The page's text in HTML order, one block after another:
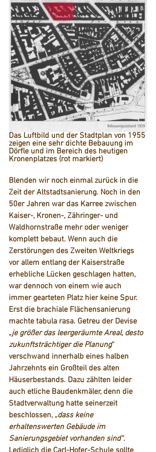
Das Luftbild und der Stadtplan von 1955
zeigen eine sehr dichte Bebauung im
Dörfle und im Bereich des heutigen
Kronenplatzes (rot markiert)
Blenden wir noch einmal zurück in die
Zeit der Altstadtsanierung. Noch in den
50er Jahren war das Karree zwischen
Kaiser-, Kronen-, Zähringer- und
Waldhornstraße mehr oder weniger
komplett bebaut. Wenn auch die
Zerstörungen des Zweiten Weltkriegs
vor allem entlang der Kaiserstraße
erhebliche Lücken geschlagen hatten,
war dennoch von einem wie auch
immer gearteten Platz hier keine Spur.
Erst die brachiale Flächensanierung
machte tabula rasa. Getreu der Devise
„je größer das leergeräumte Areal, desto
zukunftsträchtiger die Planung“
verschwand innerhalb eines halben
Jahrzehnts ein Großteil des alten
Häuserbestands. Dazu zählten leider
auch etliche Baudenkmäler, denn die
Stadtverwaltung hatte seinerzeit
beschlossen, „dass keine
erhaltenswerten Gebäude im
Sanierungsgebiet vorhanden sind“.